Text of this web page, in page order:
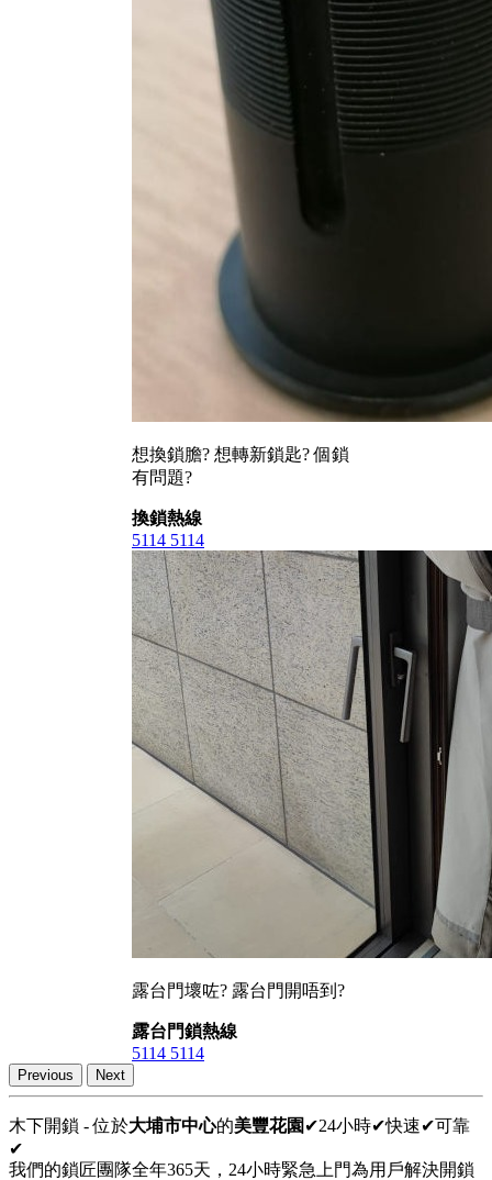
想換鎖膽? 想轉新鎖匙? 個鎖
有問題?
換鎖熱線
5114 5114
露台門壞咗? 露台門開唔到?
露台門鎖熱線
5114 5114
Previous Next
木下開鎖 - 位於大埔市中心的美豐花園 ✔24小時✔快速✔可靠
✔
我們的鎖匠團隊全年365天，24小時緊急上門為用戶解決開鎖